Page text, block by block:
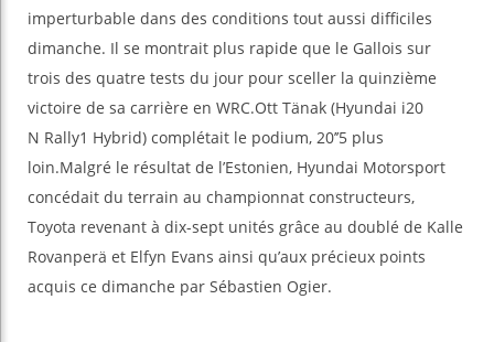
imperturbable dans des conditions tout aussi difficiles
dimanche. Il se montrait plus rapide que le Gallois sur
trois des quatre tests du jour pour sceller la quinzième
victoire de sa carrière en WRC.Ott Tänak (Hyundai i20
N Rally1 Hybrid) complétait le podium, 20’’5 plus
loin.Malgré le résultat de l’Estonien, Hyundai Motorsport
concédait du terrain au championnat constructeurs,
Toyota revenant à dix-sept unités grâce au doublé de Kalle
Rovanperä et Elfyn Evans ainsi qu’aux précieux points
acquis ce dimanche par Sébastien Ogier.